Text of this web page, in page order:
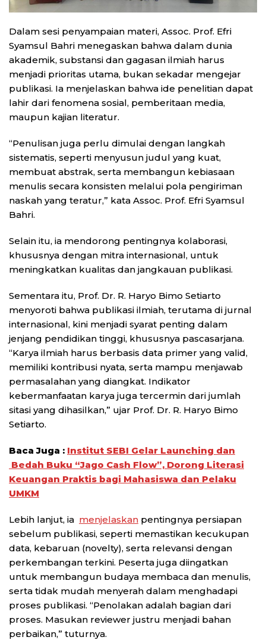
Dalam sesi penyampaian materi, Assoc. Prof. Efri
Syamsul Bahri menegaskan bahwa dalam dunia
akademik, substansi dan gagasan ilmiah harus
menjadi prioritas utama, bukan sekadar mengejar
publikasi. Ia menjelaskan bahwa ide penelitian dapat
lahir dari fenomena sosial, pemberitaan media,
maupun kajian literatur.
“Penulisan juga perlu dimulai dengan langkah
sistematis, seperti menyusun judul yang kuat,
membuat abstrak, serta membangun kebiasaan
menulis secara konsisten melalui pola pengiriman
naskah yang teratur,” kata Assoc. Prof. Efri Syamsul
Bahri.
Selain itu, ia mendorong pentingnya kolaborasi,
khususnya dengan mitra internasional, untuk
meningkatkan kualitas dan jangkauan publikasi.
Sementara itu, Prof. Dr. R. Haryo Bimo Setiarto
menyoroti bahwa publikasi ilmiah, terutama di jurnal
internasional, kini menjadi syarat penting dalam
jenjang pendidikan tinggi, khususnya pascasarjana.
“Karya ilmiah harus berbasis data primer yang valid,
memiliki kontribusi nyata, serta mampu menjawab
permasalahan yang diangkat. Indikator
kebermanfaatan karya juga tercermin dari jumlah
sitasi yang dihasilkan,” ujar Prof. Dr. R. Haryo Bimo
Setiarto.
Baca Juga : Institut SEBI Gelar Launching dan
Bedah Buku “Jago Cash Flow”, Dorong Literasi
Keuangan Praktis bagi Mahasiswa dan Pelaku
UMKM
Lebih lanjut, ia menjelaskan pentingnya persiapan
sebelum publikasi, seperti memastikan kecukupan
data, kebaruan (novelty), serta relevansi dengan
perkembangan terkini. Peserta juga diingatkan
untuk membangun budaya membaca dan menulis,
serta tidak mudah menyerah dalam menghadapi
proses publikasi. “Penolakan adalah bagian dari
proses. Masukan reviewer justru menjadi bahan
perbaikan,” tuturnya.